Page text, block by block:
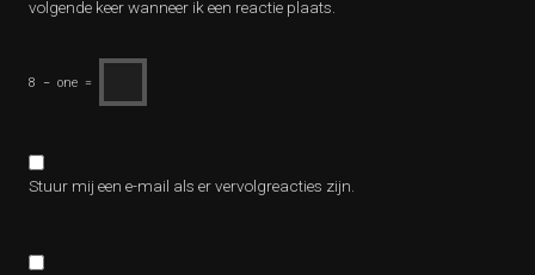
volgende keer wanneer ik een reactie plaats.
8 − one =
Stuur mij een e-mail als er vervolgreacties zijn.